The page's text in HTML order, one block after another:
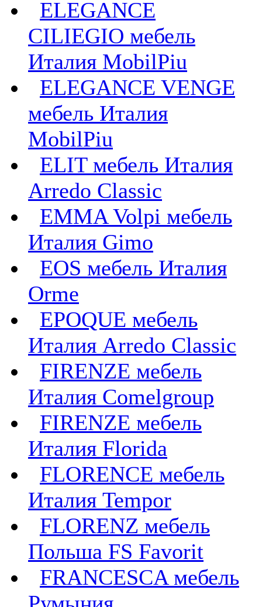
ELEGANCE
CILIEGIO мебель
Италия MobilPiu
ELEGANCE VENGE
мебель Италия
MobilPiu
ELIT мебель Италия
Arredo Classic
EMMA Volpi мебель
Италия Gimo
EOS мебель Италия
Orme
EPOQUE мебель
Италия Arredo Classic
FIRENZE мебель
Италия Comelgroup
FIRENZE мебель
Италия Florida
FLORENCE мебель
Италия Tempor
FLORENZ мебель
Польша FS Favorit
FRANCESCA мебель